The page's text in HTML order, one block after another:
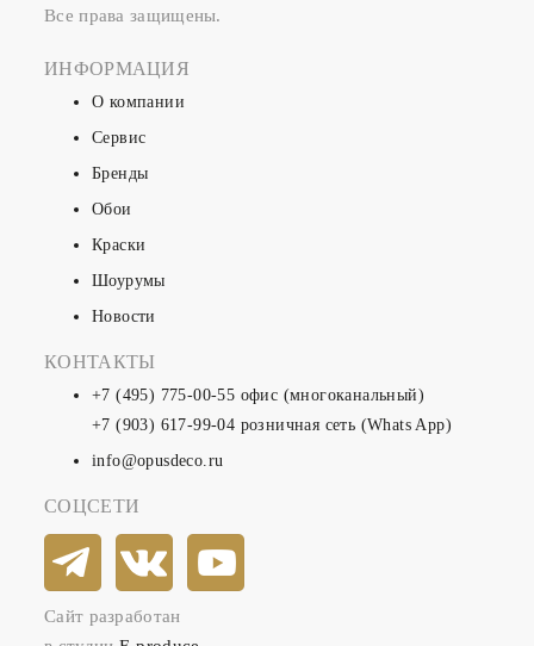
Все права защищены.
ИНФОРМАЦИЯ
О компании
Сервис
Бренды
Обои
Краски
Шоурумы
Новости
КОНТАКТЫ
+7 (495) 775-00-55 офис (многоканальный)
+7 (903) 617-99-04 розничная сеть (Whats App)
info@opusdeco.ru
СОЦСЕТИ
Сайт разработан